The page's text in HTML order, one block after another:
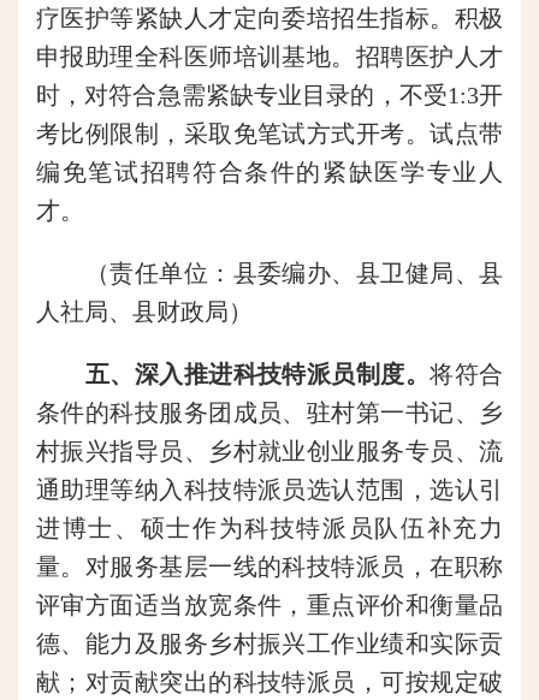
疗医护等紧缺人才定向委培招生指标。积极
申报助理全科医师培训基地。招聘医护人才
时，对符合急需紧缺专业目录的，不受1:3开
考比例限制，采取免笔试方式开考。试点带
编免笔试招聘符合条件的紧缺医学专业人
才。
（责任单位：县委编办、县卫健局、县
人社局、县财政局）
五、深入推进科技特派员制度。将符合
条件的科技服务团成员、驻村第一书记、乡
村振兴指导员、乡村就业创业服务专员、流
通助理等纳入科技特派员选认范围，选认引
进博士、硕士作为科技特派员队伍补充力
量。对服务基层一线的科技特派员，在职称
评审方面适当放宽条件，重点评价和衡量品
德、能力及服务乡村振兴工作业绩和实际贡
献；对贡献突出的科技特派员，可按规定破